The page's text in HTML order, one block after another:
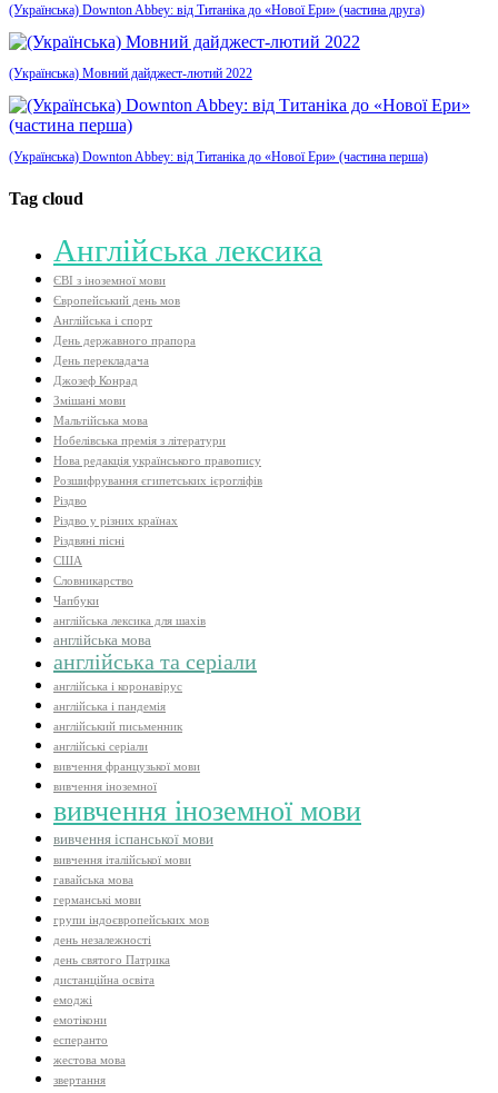
(Українська) Downton Abbey: від Титаніка до «Нової Ери» (частина друга)
(Українська) Мовний дайджест-лютий 2022
(Українська) Downton Abbey: від Титаніка до «Нової Ери» (частина перша)
Tag cloud
Aнглійська лексика
ЄВІ з іноземної мови
Європейський день мов
Англійська і спорт
День державного прапора
День перекладача
Джозеф Конрад
Змішані мови
Мальтійська мова
Нобелівська премія з літератури
Нова редакція українського правопису
Розшифрування єгипетських ієрогліфів
Різдво
Різдво у різних країнах
Різдвяні пісні
США
Словникарство
Чапбуки
англійська лексика для шахів
англійська мова
англійська та серіали
англійська і коронавірус
англійська і пандемія
англійський письменник
англійські серіали
вивчення французької мови
вивчення іноземної
вивчення іноземної мови
вивчення іспанської мови
вивчення італійської мови
гавайська мова
германські мови
групи індоєвропейських мов
день незалежності
день святого Патрика
дистанційна освіта
емоджі
емотікони
есперанто
жестова мова
звертання